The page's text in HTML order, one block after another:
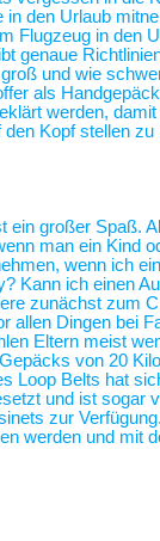
den Urlaub
Flugzeug in den
genaue
und wie
als
werden,
Kopf stellen
ein großer Spaß.
man ein Kind
wenn ich
Kann ich einen
zunächst zum
allen Dingen bei
Eltern meist
von 20
Loop Belts hat
und ist sogar
zur
werden und mit